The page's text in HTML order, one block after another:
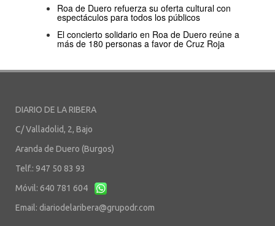
Roa de Duero refuerza su oferta cultural con
espectáculos para todos los públicos
El concierto solidario en Roa de Duero reúne a
más de 180 personas a favor de Cruz Roja
DIARIO DE LA RIBERA
C/ Valladolid, 2, Bajo
Aranda de Duero (Burgos)
Telf.: 947 50 83 93
Móvil: 640 781 604
Email: diariodelaribera@grupodr.com